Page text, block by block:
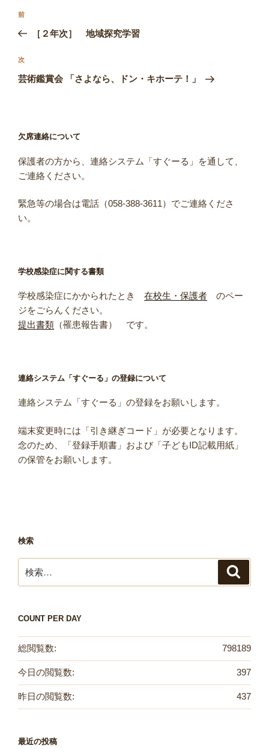
投
ナ
ビ
ゲ
ン
前
の
稿
前
［２年次］ 地域探究学習
次
の
次
芸術鑑賞会 「さよなら、ドン・キホーテ！」
欠席連絡について
保護者の方から、連絡システム「すぐーる」を通して、
ご連絡ください。
緊急等の場合は電話（058-388-3611）でご連絡くださ
い。
学校感染症に関する書類
学校感染症にかかられたとき 在校生・保護者 のペー
ジをごらんください。
提出書類 （罹患報告書） です。
連絡システム「すぐーる」の登録について
連絡システム「すぐーる」の登録をお願いします。
端末変更時には「引き継ぎコード」が必要となります。
念のため、「登録手順書」および「子どもID記載用紙」
の保管をお願いします。
検索
索:
COUNT PER DAY
798189
総閲覧数:
397
今日の閲覧数:
437
昨日の閲覧数:
最近の投稿